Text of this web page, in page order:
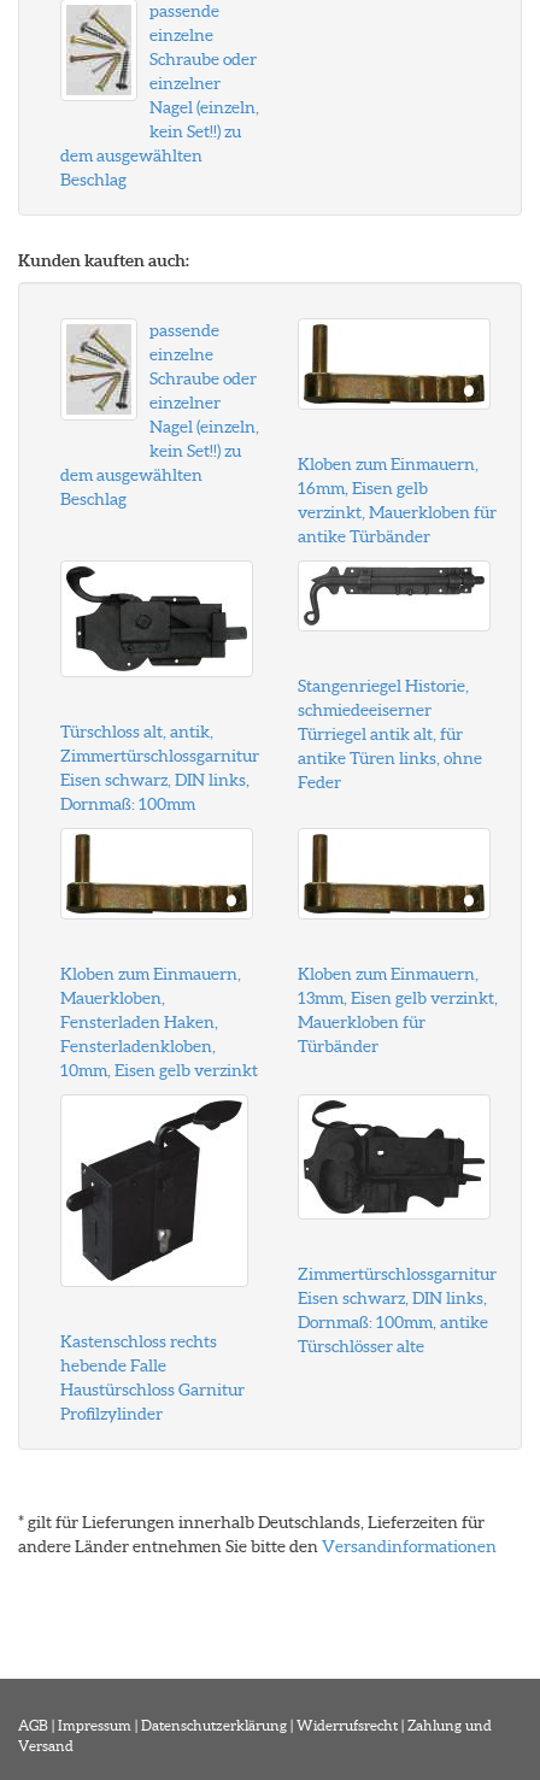
passende
einzelne
Schraube oder
einzelner
Nagel (einzeln,
kein Set!!) zu
dem ausgewählten
Beschlag
Kunden kauften auch:
passende
einzelne
Schraube oder
einzelner
Nagel (einzeln,
kein Set!!) zu
dem ausgewählten
Beschlag
Kloben zum Einmauern,
16mm, Eisen gelb
verzinkt, Mauerkloben für
antike Türbänder
Türschloss alt, antik,
Zimmertürschlossgarnitur
Eisen schwarz, DIN links,
Dornmaß: 100mm
Stangenriegel Historie,
schmiedeeiserner
Türriegel antik alt, für
antike Türen links, ohne
Feder
Kloben zum Einmauern,
Mauerkloben,
Fensterladen Haken,
Fensterladenkloben,
10mm, Eisen gelb verzinkt
Kloben zum Einmauern,
13mm, Eisen gelb verzinkt,
Mauerkloben für
Türbänder
Kastenschloss rechts
hebende Falle
Haustürschloss Garnitur
Profilzylinder
Zimmertürschlossgarnitur
Eisen schwarz, DIN links,
Dornmaß: 100mm, antike
Türschlösser alte
* gilt für Lieferungen innerhalb Deutschlands, Lieferzeiten für
andere Länder entnehmen Sie bitte den Versandinformationen
AGB | Impressum | Datenschutzerklärung | Widerrufsrecht | Zahlung und
Versand